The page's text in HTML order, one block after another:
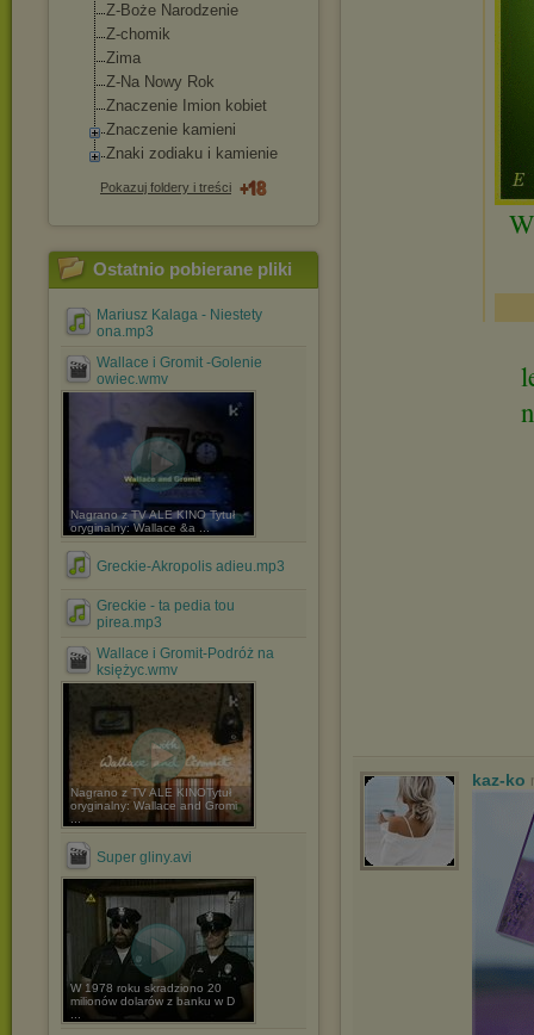
Z-Boże Narodzenie
Z-chomik
Zima
Z-Na Nowy Rok
Znaczenie Imion kobiet
Znaczenie kamieni
Znaki zodiaku i kamienie
Pokazuj foldery i treści
Ostatnio pobierane pliki
Mariusz Kalaga - Niestety
ona.mp3
Wallace i Gromit -Golenie
owiec.wmv
Nagrano z TV ALE KINO Tytuł
oryginalny: Wallace &a ...
Greckie-Akropolis adieu.mp3
Greckie - ta pedia tou
pirea.mp3
Wallace i Gromit-Podróż na
księżyc.wmv
Nagrano z TV ALE KINOTytuł
oryginalny: Wallace and Gromi
Super gliny.avi
W 1978 roku skradziono 20
milionów dolarów z banku w D
kaz-ko